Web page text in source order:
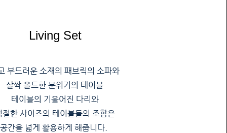
Living Set
부드러운 소재의 패브릭의 소파와
​살짝 올드한 분위기의 테이블
테이블의 기울어진 다리와
절한 사이즈의 테이블들의 조합은
​공간을 넓게 활용하게 해줍니다.